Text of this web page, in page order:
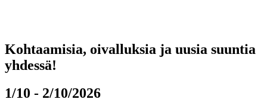
Kohtaamisia, oivalluksia ja uusia suuntia
yhdessä!
1/10 - 2/10/2026